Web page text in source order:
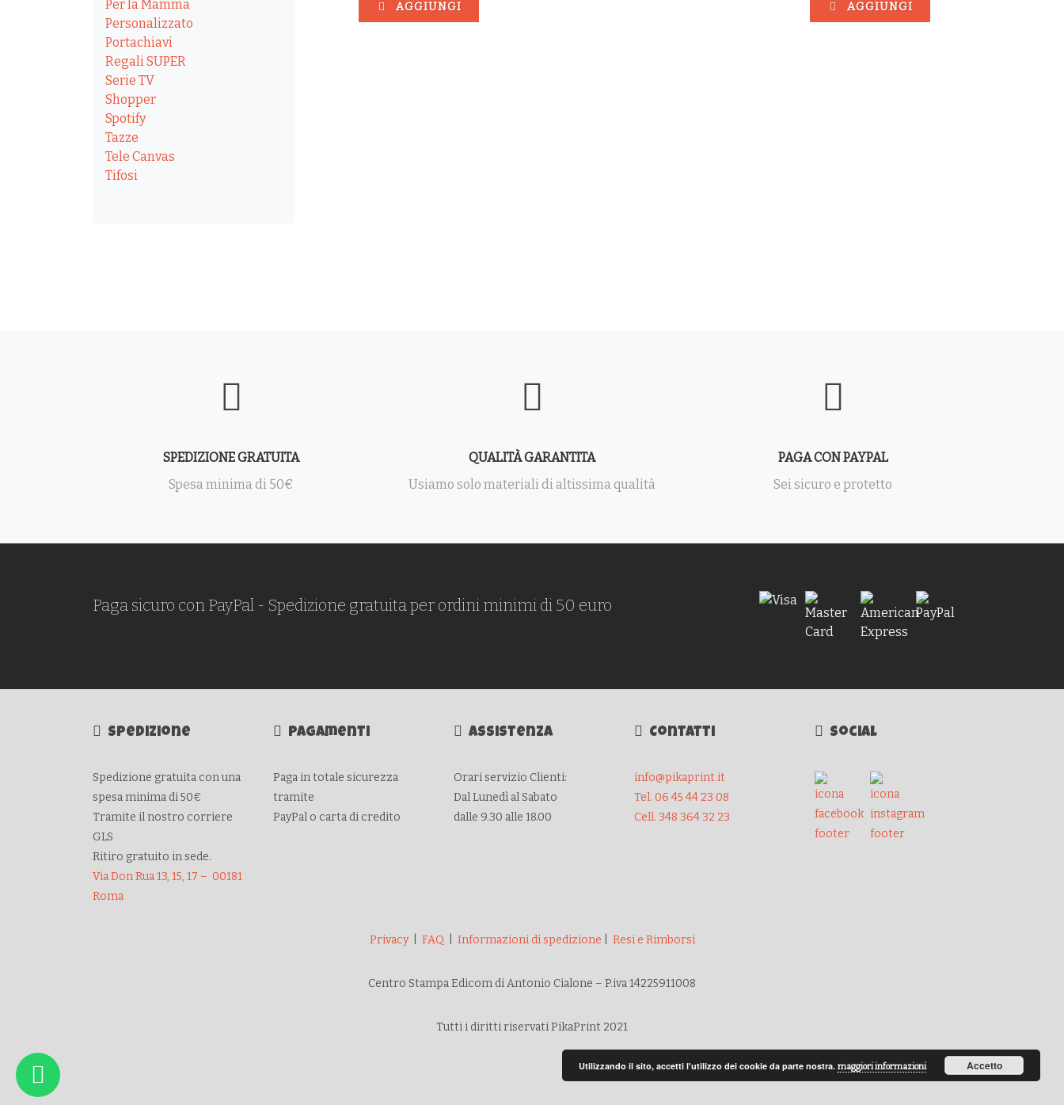
Per la Mamma
Personalizzato
Portachiavi
Regali SUPER
Serie TV
Shopper
Spotify
Tazze
Tele Canvas
Tifosi
AGGIUNGI AGGIUNGI
SPEDIZIONE GRATUITA
Spesa minima di 50€
QUALITÀ GARANTITA
Usiamo solo materiali di altissima qualità
PAGA CON PAYPAL
Sei sicuro e protetto
Paga sicuro con PayPal - Spedizione gratuita per ordini minimi di 50 euro
Spedizione
Spedizione gratuita con una
spesa minima di 50€
Tramite il nostro corriere
GLS
Ritiro gratuito in sede.
Via Don Rua 13, 15, 17 – 00181
Roma
Pagamenti
Paga in totale sicurezza
tramite
PayPal o carta di credito
Assistenza
Orari servizio Clienti:
Dal Lunedì al Sabato
dalle 9.30 alle 18.00
Contatti
info@pikaprint.it
Tel. 06 45 44 23 08
Cell. 348 364 32 23
Social
Privacy| FAQ Informazioni di spedizione Resi e Rimborsi
Centro Stampa Edicom di Antonio Cialone – P.iva 14225911008
Tutti i diritti riservati PikaPrint 2021
Utilizzando il sito, accetti l'utilizzo dei cookie da parte nostra. maggiori informazioni Accetto